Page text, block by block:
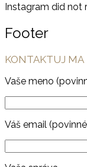
Instagram did not
Footer
KONTAKTUJ MA
Vaše meno
Váš email